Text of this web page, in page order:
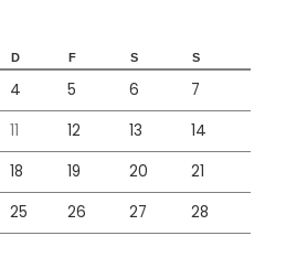
D F S S
4 5 6
7
11 12 13
14
18 19 20
21
25 26 27
28